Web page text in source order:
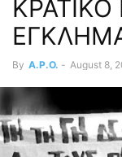
ΚΡΑΤΙΚΟ
By A.P.O. - August 8,